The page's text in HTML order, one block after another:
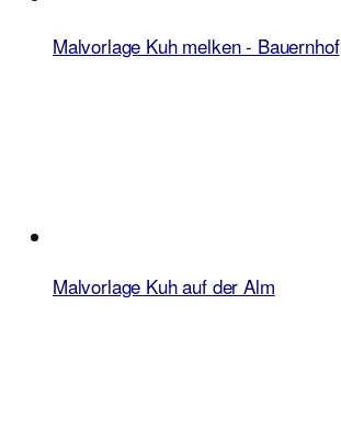
Malvorlage Kuh melken - Bauernhof
Malvorlage Kuh auf der Alm